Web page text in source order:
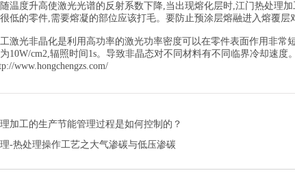
温度升高使激光光谱的反射系数下降,当出现熔化层时,江门热处理
低的零件,需要熔凝的部位应该打毛。要防止预涂层熔融进入熔覆层
激光非晶化是利用高功率的激光功率密度可以在零件表面作用非常
10W/cm2,辐照时间1s。导致非晶态对不同材料有不同临界冷却速
www.hongchengzs.com/
加工的生产节能管理过程是如何控制的？
-热处理操作工艺之大气渗碳与低压渗碳